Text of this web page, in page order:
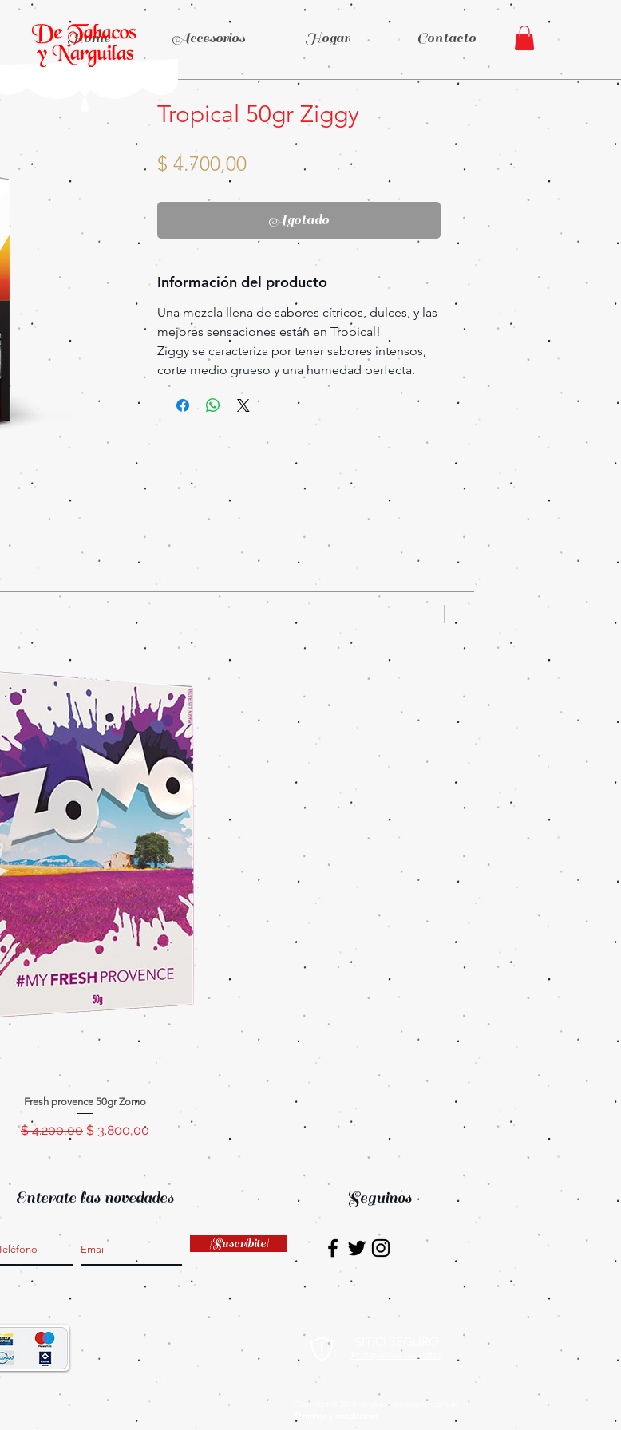
Home Accesorios Hogar Contacto
Tropical 50gr Ziggy
$ 4.700,00Precio
Agotado
Información del producto
Una mezcla llena de sabores cítricos, dulces, y las
mejores sensaciones están en Tropical!
Ziggy se caracteriza por tener sabores intensos,
corte medio grueso y una humedad perfecta.
Fresh provence 50gr Zomo
Precio
$ 4.200,00 Precio de oferta
$ 3.800,00
¡Suscribite!
Enterate las novedades Seguinos
Protegemos tus datos
Copyright © 2018 detabacosynarguilas.com.ar